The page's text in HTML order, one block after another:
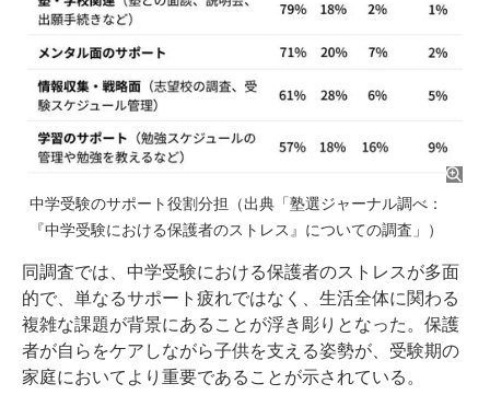
中学受験のサポート役割分担（出典「塾選ジャーナル調べ：
『中学受験における保護者のストレス』についての調査」）
同調査では、中学受験における保護者のストレスが多面
的で、単なるサポート疲れではなく、生活全体に関わる
複雑な課題が背景にあることが浮き彫りとなった。保護
者が自らをケアしながら子供を支える姿勢が、受験期の
家庭においてより重要であることが示されている。